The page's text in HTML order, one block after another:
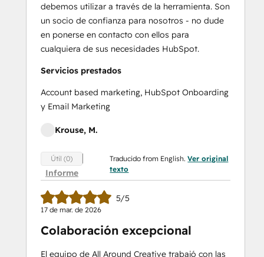
debemos utilizar a través de la herramienta. Son
un socio de confianza para nosotros - no dude
en ponerse en contacto con ellos para
cualquiera de sus necesidades HubSpot.
Servicios prestados
Account based marketing, HubSpot Onboarding
y Email Marketing
Krouse, M.
Útil (0)
Informe
Traducido from English.Ver original
texto
5/5
17 de mar. de 2026
Colaboración excepcional
El equipo de All Around Creative trabajó con las